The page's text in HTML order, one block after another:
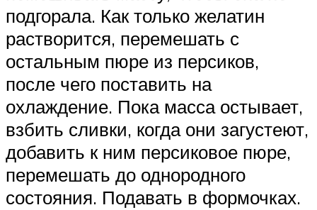
подгорала. Как только желатин
растворится, перемешать с
остальным пюре из персиков,
после чего поставить на
охлаждение. Пока масса остывает,
взбить сливки, когда они загустеют,
добавить к ним персиковое пюре,
перемешать до однородного
состояния. Подавать в формочках.